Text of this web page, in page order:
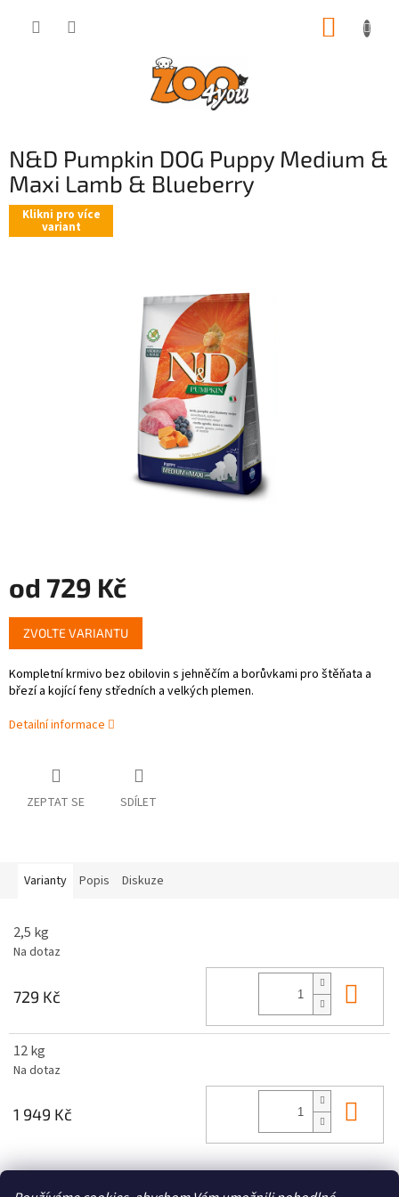
N&D Pumpkin DOG Puppy Medium &
Maxi Lamb & Blueberry
Klikni pro více
variant
od 729 Kč
Měrná
cena:
ZVOLTE VARIANTU
Kompletní krmivo bez obilovin s jehněčím a borůvkami pro štěňata a
březí a kojící feny středních a velkých plemen.
Detailní informace
ZEPTAT SE SDÍLET
Varianty Popis Diskuze
2,5 kg
Na dotaz
729 Kč
12 kg
Na dotaz
1 949 Kč